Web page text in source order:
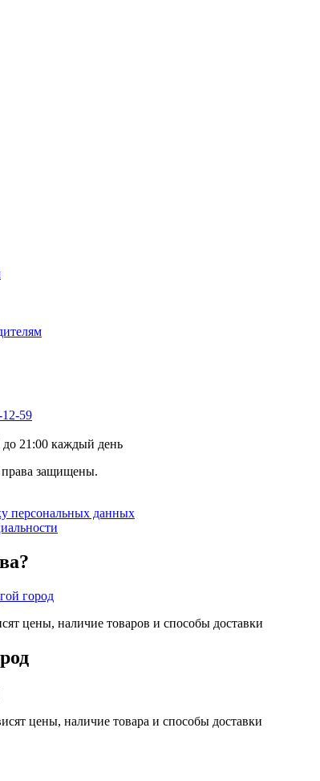
59
до 21:00 каждый день
защищены.
персональных данных
город
цены, наличие товаров и способы доставки
цены, наличие товара и способы доставки